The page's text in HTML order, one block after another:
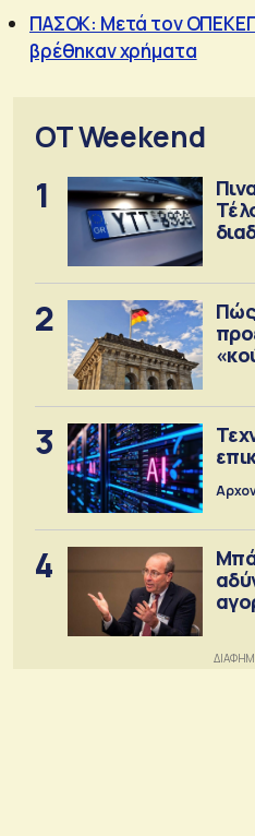
ΠΑΣΟΚ: Μετά τον
βρέθηκαν χρήματα
OT Weekend
1
2
Πώς
3
4